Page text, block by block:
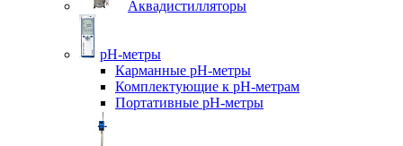
Аквадистилляторы
pH-метры
Карманные pH-метры
Комплектующие к pH-метрам
Портативные pH-метры